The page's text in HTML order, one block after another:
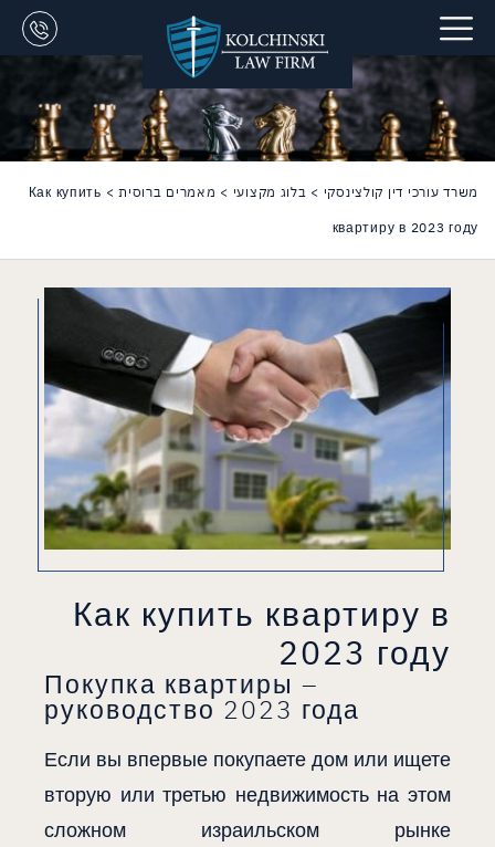
משרד עורכי דין קולצינסקי > בלוג מקצועי > מאמרים ברוסית>
Как купить
квартиру в 2023 году
Как купить квартиру в
2023 году
Покупка квартиры –
руководство 2023 года
Если вы впервые покупаете дом или ищете
вторую или третью недвижимость на этом
сложном израильском рынке